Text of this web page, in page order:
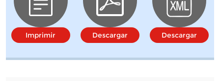
Imprimir Descargar Descargar